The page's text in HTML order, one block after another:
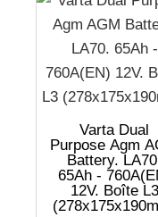
Varta Dual
Purpose Agm
Battery.
65Ah -
12V. Boîte L3